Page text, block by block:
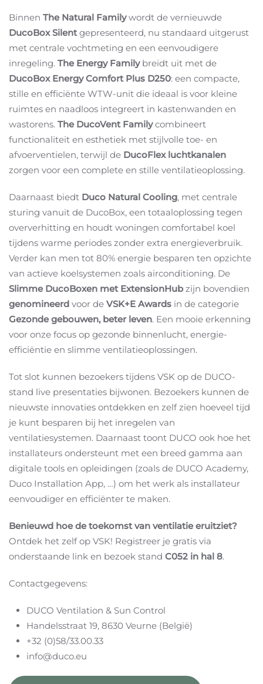
Binnen The Natural Familywordt de vernieuwde
DucoBox Silentgepresenteerd, nu standaard uitgerust
met centrale vochtmeting en een eenvoudigere
inregeling. The Energy Familybreidt uit met de
DucoBox Energy Comfort Plus D250: een compacte,
stille en efficiënte WTW-unit die ideaal is voor kleine
ruimtes en naadloos integreert in kastenwanden en
wastorens. The DucoVent Familycombineert
functionaliteit en esthetiek met stijlvolle toe- en
afvoerventielen, terwijl de DucoFlex luchtkanalen
zorgen voor een complete en stille ventilatieoplossing.
Daarnaast biedt Duco Natural Cooling, met centrale
sturing vanuit de DucoBox, een totaaloplossing tegen
oververhitting en houdt woningen comfortabel koel
tijdens warme periodes zonder extra energieverbruik.
Verder kan men tot 80% energie besparen ten opzichte
van actieve koelsystemen zoals airconditioning. De
Slimme DucoBoxen met ExtensionHubzijn bovendien
genomineerd voor de VSK+E Awards in de categorie
Gezonde gebouwen, beter leven. Een mooie erkenning
voor onze focus op gezonde binnenlucht, energie-
efficiëntie en slimme ventilatieoplossingen.
Tot slot kunnen bezoekers tijdens VSK op de DUCO-
stand live presentaties bijwonen. Bezoekers kunnen de
nieuwste innovaties ontdekken en zelf zien hoeveel tijd
je kunt besparen bij het inregelen van
ventilatiesystemen. Daarnaast toont DUCO ook hoe het
installateurs ondersteunt met een breed gamma aan
digitale tools en opleidingen (zoals de DUCO Academy,
Duco Installation App, …) om het werk als installateur
eenvoudiger en efficiënter te maken.
Benieuwd hoe de toekomst van ventilatie eruitziet?
Ontdek het zelf op VSK! Registreer je gratis via
onderstaande link en bezoek stand C052 in hal 8.
Contactgegevens:
DUCO Ventilation & Sun Control
Handelsstraat 19, 8630 Veurne (België)
+32 (0)58/33.00.33
info@duco.eu